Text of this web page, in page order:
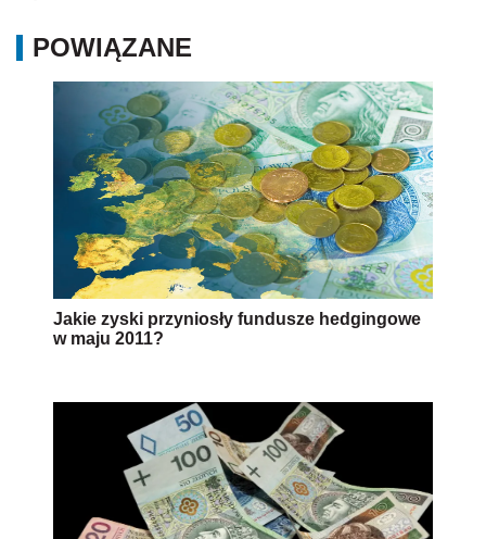
POWIĄZANE
Jakie zyski przyniosły fundusze hedgingowe
w maju 2011?